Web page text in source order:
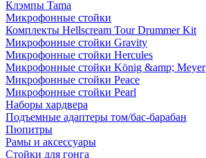
Клэмпы Tama
Микрофонные стойки
Комплекты Hellscream Tour Drummer Kit
Микрофонные стойки Gravity
Микрофонные стойки Hercules
Микрофонные стойки König &amp; Meyer
Микрофонные стойки Peace
Микрофонные стойки Pearl
Наборы хардвера
Подъемные адаптеры том/бас-барабан
Пюпитры
Рамы и аксессуары
Стойки для гонга